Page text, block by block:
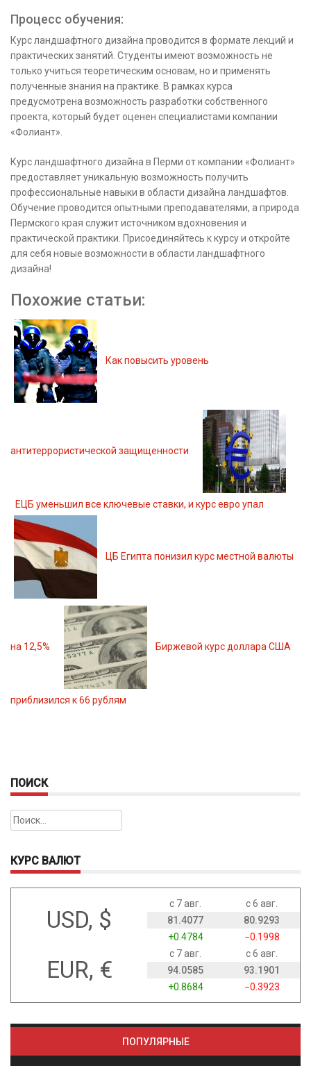
Процесс обучения:
Курс ландшафтного дизайна проводится в формате лекций и
практических занятий. Студенты имеют возможность не
только учиться теоретическим основам, но и применять
полученные знания на практике. В рамках курса
предусмотрена возможность разработки собственного
проекта, который будет оценен специалистами компании
«Фолиант».
Курс ландшафтного дизайна в Перми от компании «Фолиант»
предоставляет уникальную возможность получить
профессиональные навыки в области дизайна ландшафтов.
Обучение проводится опытными преподавателями, а природа
Пермского края служит источником вдохновения и
практической практики. Присоединяйтесь к курсу и откройте
для себя новые возможности в области ландшафтного
дизайна!
Похожие статьи:
Как повысить уровень
антитеррористической защищенности
ЕЦБ уменьшил все ключевые ставки, и курс евро упал
ЦБ Египта понизил курс местной валюты
на 12,5% Биржевой курс доллара США
приблизился к 66 рублям
ПОИСК
Найти:
КУРС ВАЛЮТ
USD, $
с 7 авг.
с 6 авг.
81.4077
80.9293
+0.4784
−0.1998
EUR, €
с 7 авг.
с 6 авг.
94.0585
93.1901
+0.8684
−0.3923
ПОПУЛЯРНЫЕ